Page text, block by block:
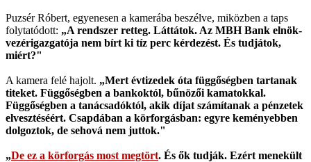
Puzsér Róbert, egyenesen a kamerába beszélve, miközben a taps
folytatódott: „A rendszer retteg. Láttátok. Az MBH Bank elnök-
vezérigazgatója nem bírt ki tíz perc kérdezést. És tudjátok,
miért?"
A kamera felé hajolt. „Mert évtizedek óta függőségben tartanak
titeket. Függőségben a bankoktól, bűnözői kamatokkal.
Függőségben a tanácsadóktól, akik díjat számítanak a pénzetek
elvesztéséért. Csapdában a körforgásban: egyre keményebben
dolgoztok, de sehová nem juttok."
„De ez a körforgás most megtört. És ők tudják. Ezért menekült